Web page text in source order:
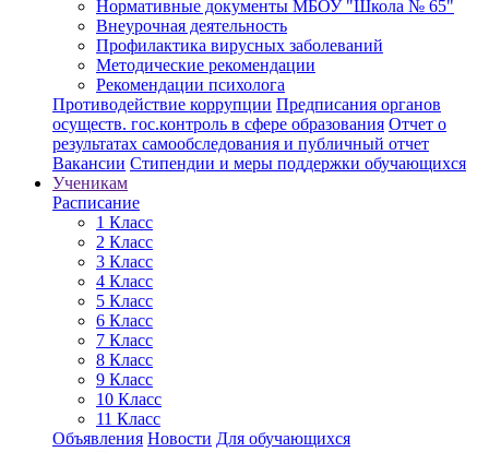
Нормативные документы МБОУ "Школа № 65"
Внеурочная деятельность
Профилактика вирусных заболеваний
Методические рекомендации
Рекомендации психолога
Противодействие коррупции Предписания органов
осуществ. гос.контроль в сфере образования Отчет о
результатах самообследования и публичный отчет
Вакансии Стипендии и меры поддержки обучающихся
Ученикам
Расписание
1 Класс
2 Класс
3 Класс
4 Класс
5 Класс
6 Класс
7 Класс
8 Класс
9 Класс
10 Класс
11 Класс
Объявления Новости Для обучающихся